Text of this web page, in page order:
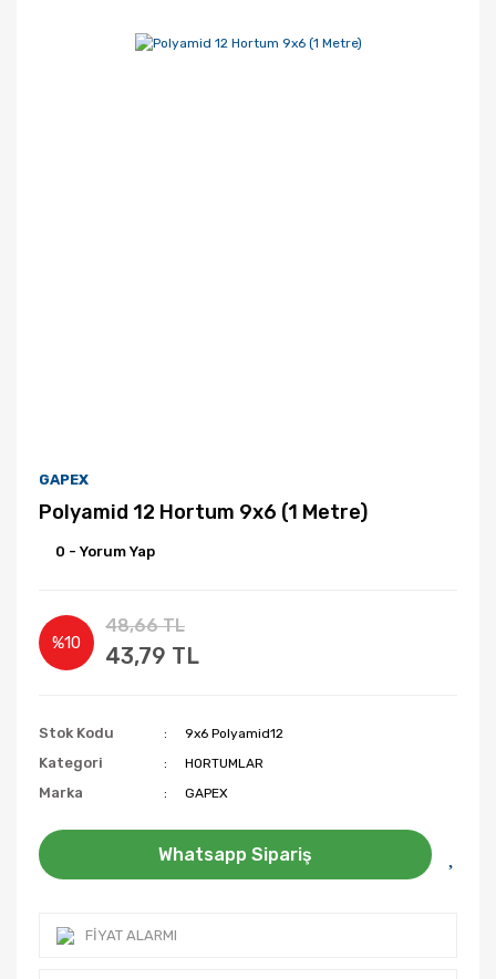
GAPEX
Polyamid 12 Hortum 9x6 (1 Metre)
0 - Yorum Yap
%10
48,66 TL
43,79 TL
Stok Kodu 9x6 Polyamid12
Kategori HORTUMLAR
Marka GAPEX
Whatsapp Sipariş
FIYAT ALARMI